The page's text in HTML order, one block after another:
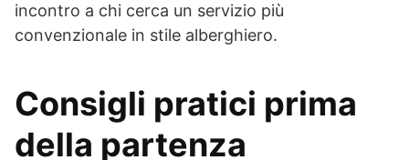
incontro a chi cerca un servizio più
convenzionale in stile alberghiero.
Consigli pratici prima
della partenza